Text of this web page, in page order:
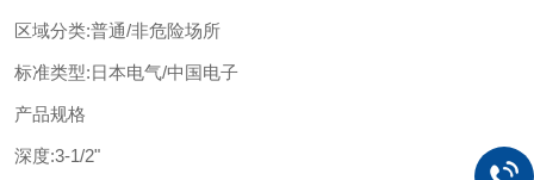
区域分类:普通/非危险场所
标准类型:日本电气/中国电子
产品规格
深度:3-1/2"